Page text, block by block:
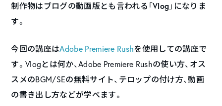
制作物はブログの動画版とも言われる「Vlog 」になりま
す。
今回の講座はAdobe Premiere Rushを使用しての講座で
す。Vlogとは何か、Adobe Premiere Rushの使い方、オス
スメのBGM/SEの無料サイト、テロップの付け方、動画
の書き出し方などが学べます。